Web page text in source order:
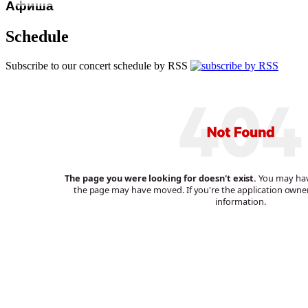
Афиша
Schedule
Subscribe to our concert schedule by RSS